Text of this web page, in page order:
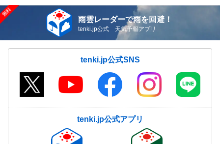
雨雲レーダーで雨を回避！
tenki.jp公式 天気予報アプリ
tenki.jp公式SNS
tenki.jp公式アプリ